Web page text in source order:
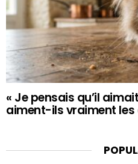
« Je pensais qu’il
aiment-ils vraiment les